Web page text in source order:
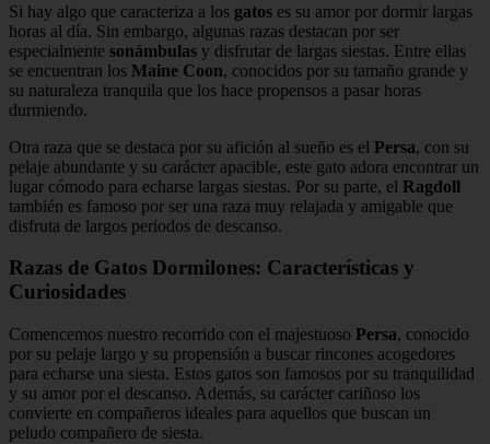
Si hay algo que caracteriza a los gatos es su amor por dormir largas
horas al día. Sin embargo, algunas razas destacan por ser
especialmente sonámbulas y disfrutar de largas siestas. Entre ellas
se encuentran los Maine Coon, conocidos por su tamaño grande y
su naturaleza tranquila que los hace propensos a pasar horas
durmiendo.
Otra raza que se destaca por su afición al sueño es el Persa, con su
pelaje abundante y su carácter apacible, este gato adora encontrar un
lugar cómodo para echarse largas siestas. Por su parte, el Ragdoll
también es famoso por ser una raza muy relajada y amigable que
disfruta de largos periodos de descanso.
Razas de Gatos Dormilones: Características y
Curiosidades
Comencemos nuestro recorrido con el majestuoso Persa, conocido
por su pelaje largo y su propensión a buscar rincones acogedores
para echarse una siesta. Estos gatos son famosos por su tranquilidad
y su amor por el descanso. Además, su carácter cariñoso los
convierte en compañeros ideales para aquellos que buscan un
peludo compañero de siesta.